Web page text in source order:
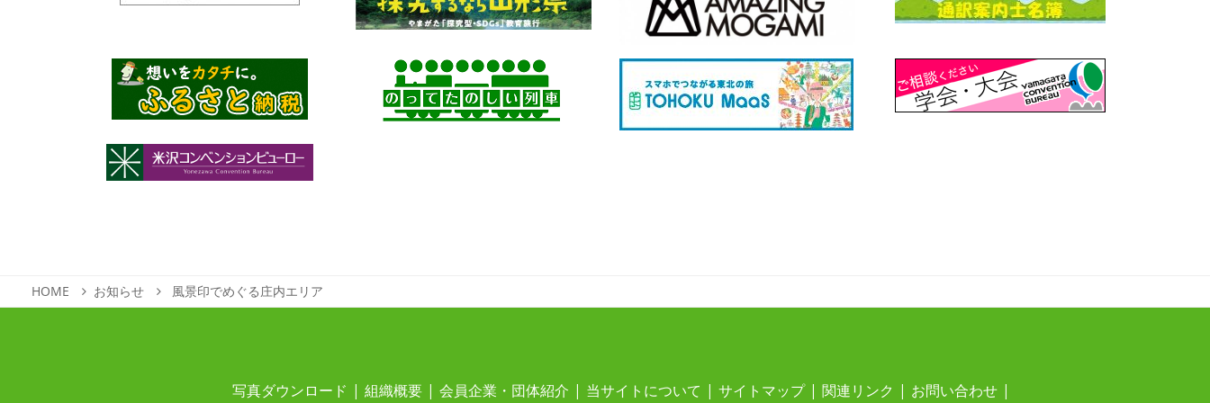
HOME お知らせ 風景印でめぐる庄内エリア
写真ダウンロード 組織概要 会員企業・団体紹介 当サイトについて サイトマップ 関連リンク お問い合わせ